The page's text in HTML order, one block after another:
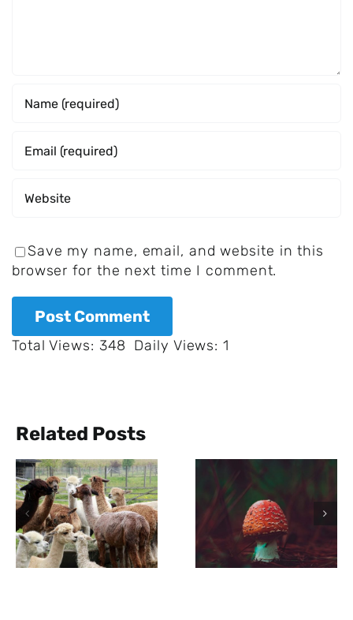
Save my name, email, and website in this
browser for the next time I comment.
Total Views: 348 Daily Views: 1
Related Posts
Der größte
lebende
Organismus
der Welt ist
ein Pilz